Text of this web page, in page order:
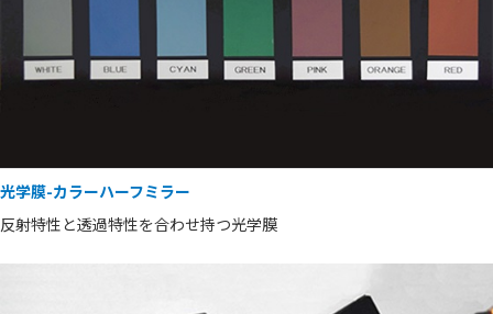
光学膜-カラーハーフミラー
反射特性と透過特性を合わせ持つ光学膜